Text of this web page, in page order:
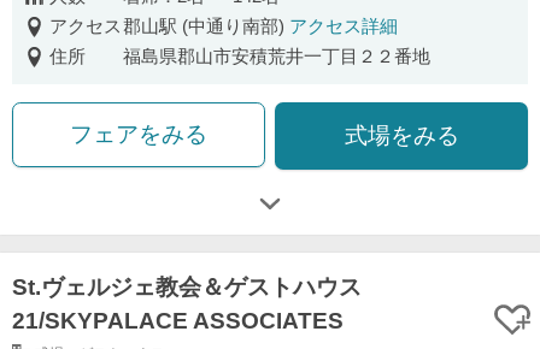
アクセス郡山駅 (中通り南部) アクセス詳細
住所
福島県郡山市安積荒井一丁目２２番地
フェアをみる 式場をみる
St.ヴェルジェ教会＆ゲストハウス
21/SKYPALACE ASSOCIATES